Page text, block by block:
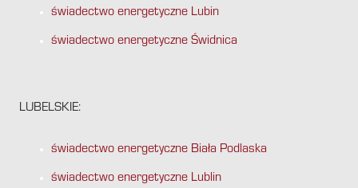
świadectwo energetyczne Lubin
świadectwo energetyczne Świdnica
LUBELSKIE:
świadectwo energetyczne Biała Podlaska
świadectwo energetyczne Lublin